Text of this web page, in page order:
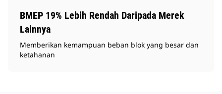
BMEP 19% Lebih Rendah Daripada Merek
Lainnya
Memberikan kemampuan beban blok yang besar dan
ketahanan